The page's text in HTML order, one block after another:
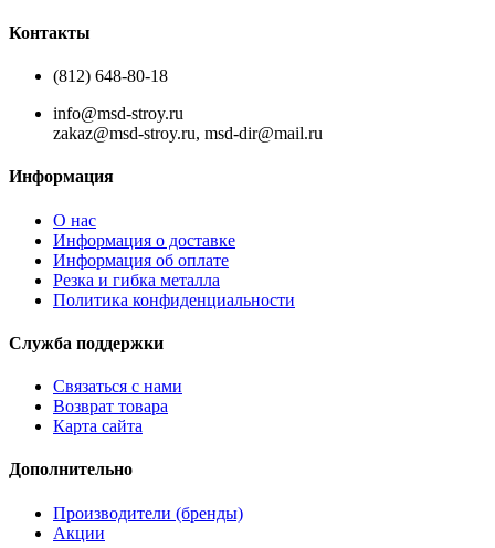
Контакты
(812) 648-80-18
info@msd-stroy.ru
zakaz@msd-stroy.ru, msd-dir@mail.ru
Информация
О нас
Информация о доставке
Информация об оплате
Резка и гибка металла
Политика конфиденциальности
Служба поддержки
Связаться с нами
Возврат товара
Карта сайта
Дополнительно
Производители (бренды)
Акции